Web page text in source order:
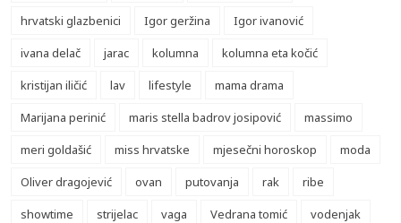
hrvatski glazbenici
Igor geržina
Igor ivanović
ivana delač
jarac kolumna
kolumna eta kočić
kristijan iličić
lav lifestyle
mama drama
Marijana perinić
maris stella badrov josipović
massimo
meri goldašić
miss hrvatske mjesečni horoskop
moda
Oliver dragojević
ovan putovanja rak
ribe
showtime
strijelac vaga Vedrana tomić
vodenjak